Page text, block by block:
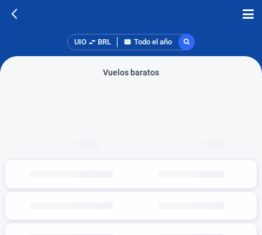
UIO BRL Todo el año
Vuelos baratos